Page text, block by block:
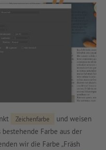
Zeichenfarbe
und weisen
Farbe aus der
wir die Farbe „Fräsh